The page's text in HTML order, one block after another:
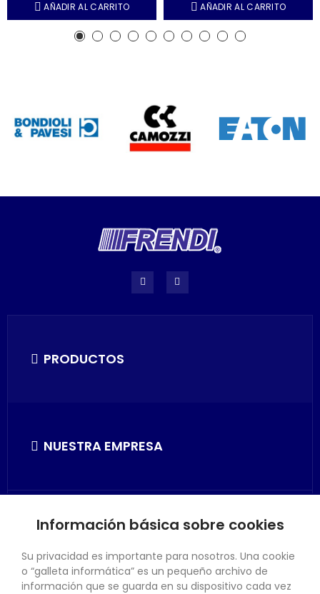
AÑADIR AL CARRITO AÑADIR AL CARRITO
PRODUCTOS
NUESTRA EMPRESA
SU CUENTA
Información básica sobre cookies
Su privacidad es importante para nosotros. Una cookie
o “galleta informática” es un pequeño archivo de
información que se guarda en su dispositivo cada vez